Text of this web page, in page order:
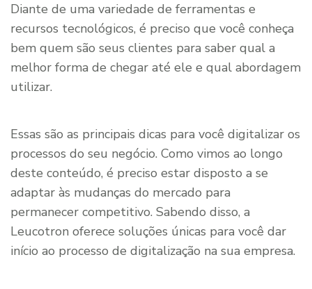
Diante de uma variedade de ferramentas e
recursos tecnológicos, é preciso que você conheça
bem quem são seus clientes para saber qual a
melhor forma de chegar até ele e qual abordagem
utilizar.
Essas são as principais dicas para você digitalizar os
processos do seu negócio. Como vimos ao longo
deste conteúdo, é preciso estar disposto a se
adaptar às mudanças do mercado para
permanecer competitivo. Sabendo disso, a
Leucotron oferece soluções únicas para você dar
início ao processo de digitalização na sua empresa.